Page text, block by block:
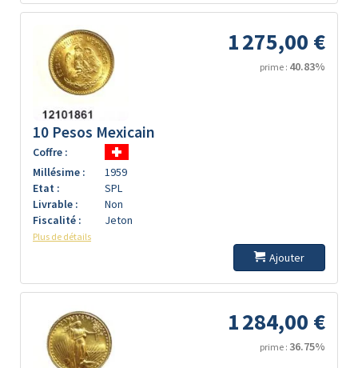
1 275,00 €
prime : 40.83%
10 Pesos Mexicain
Coffre :
Millésime :
1959
Etat :
SPL
Livrable :
Non
Fiscalité :
Jeton
Plus de détails
Ajouter
1 284,00 €
prime : 36.75%